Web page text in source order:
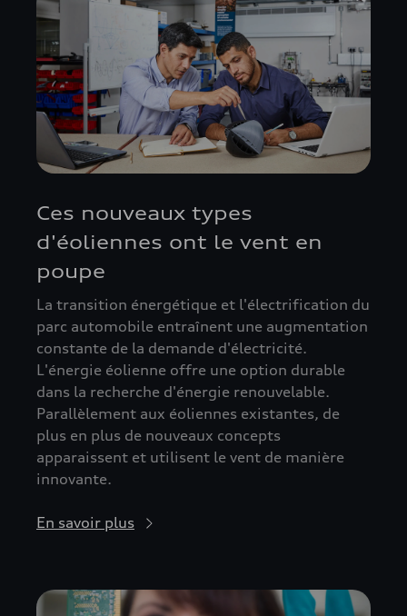
Ces nouveaux types
d'éoliennes ont le vent en
poupe
La transition énergétique et l'électrification du
parc automobile entraînent une augmentation
constante de la demande d'électricité.
L'énergie éolienne offre une option durable
dans la recherche d'énergie renouvelable.
Parallèlement aux éoliennes existantes, de
plus en plus de nouveaux concepts
apparaissent et utilisent le vent de manière
innovante.
En savoir plus